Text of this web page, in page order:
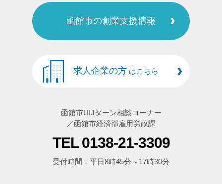
函館市の創業支援情報
求人企業の方 はこちら
函館市UIJターン相談コーナー
／函館市経済部雇用労政課
TEL 0138-21-3309
受付時間：平日8時45分～17時30分